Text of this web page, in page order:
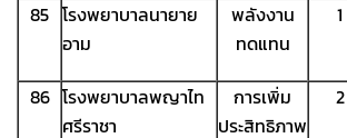
85 โรงพยาบาลนายาย
อาม
พลังงาน
ทดแทน
1
86 โรงพยาบาลพญาไท
ศรีราชา
การเพิ่ม
ประสิทธิภาพ
2